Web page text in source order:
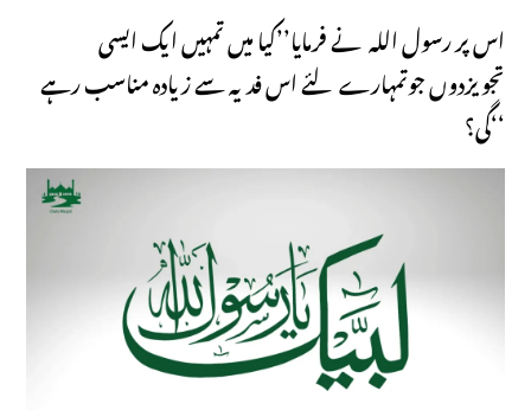
اس پر رسول اللہ نے فرمایا’’کیا میں تمہیں ایک ایسی
تجویزدوں جوتمہارے لئے اس فدیہ سے زیادہ مناسب رہے
گی؟‘‘